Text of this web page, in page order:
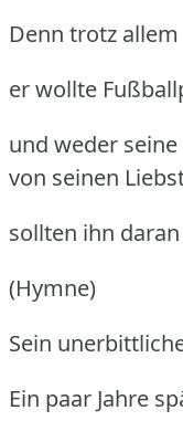
Denn trotz
er wollte
und weder
von seinen
sollten ihn
(Hymne)
Sein
Ein paar Jahre